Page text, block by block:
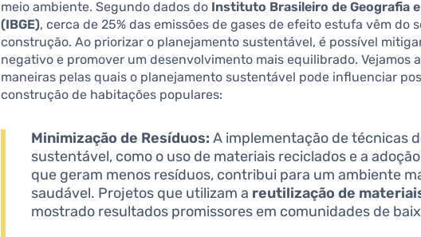
meio ambiente. Segundo dados do Instituto Brasileiro de Geografia
(IBGE), cerca de 25% das emissões de gases de efeito estufa vêm do
construção. Ao priorizar o planejamento sustentável, é possível
negativo e promover um desenvolvimento mais equilibrado. Vejamos
maneiras pelas quais o planejamento sustentável pode influenciar
construção de habitações populares:
Minimização de Resíduos: A implementação de técnicas
sustentável, como o uso de materiais reciclados e a
que geram menos resíduos, contribui para um ambiente
saudável. Projetos que utilizam a reutilização de
mostrado resultados promissores em comunidades de